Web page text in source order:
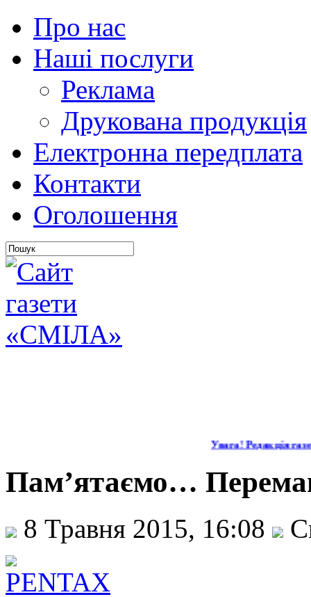
Про нас
Наші послуги
Реклама
Друкована продукція
Електронна передплата
Контакти
Оголошення
Увага! Редакція
Пам’ятаємо…
8 Травня 2015, 16:08